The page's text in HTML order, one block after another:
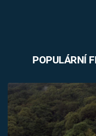
POPULÁRNÍ